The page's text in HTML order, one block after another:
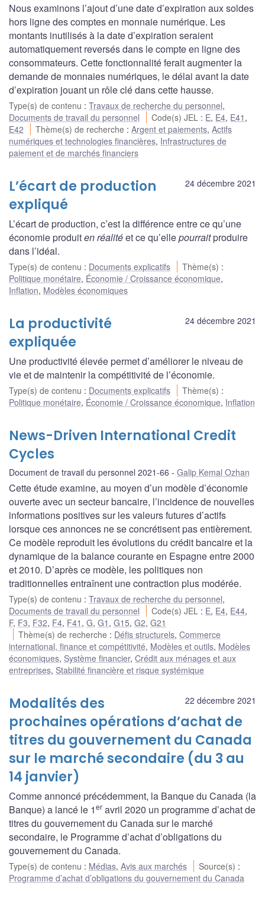
Nous examinons l’ajout d’une date d’expiration aux soldes
hors ligne des comptes en monnaie numérique. Les
montants inutilisés à la date d’expiration seraient
automatiquement reversés dans le compte en ligne des
consommateurs. Cette fonctionnalité ferait augmenter la
demande de monnaies numériques, le délai avant la date
d’expiration jouant un rôle clé dans cette hausse.
Type(s) de contenu : Travaux de recherche du personnel,
Documents de travail du personnel
Code(s) JEL : E, E4, E41 ,
E42
Thème(s) de recherche :Argent et paiements,Actifs
numériques et technologies financières, Infrastructures de
paiement et de marchés financiers
24 décembre 2021
L’écart de production
expliqué
L’écart de production, c’est la différence entre ce qu’une
économie produiten réalitéet ce qu’ellepourraitproduire
dans l’idéal.
Type(s) de contenu : Documents explicatifs Thème(s) :
Politique monétaire, Économie / Croissance économique,
Inflation, Modèles économiques
24 décembre 2021
La productivité
expliquée
Une productivité élevée permet d’améliorer le niveau de
vie et de maintenir la compétitivité de l’économie.
Type(s) de contenu : Documents explicatifs Thème(s) :
Politique monétaire, Économie / Croissance économique, Inflation
News-Driven International Credit
Cycles
Document de travail du personnel 2021-66 Galip Kemal Ozhan
Cette étude examine, au moyen d’un modèle d’économie
ouverte avec un secteur bancaire, l’incidence de nouvelles
informations positives sur les valeurs futures d’actifs
lorsque ces annonces ne se concrétisent pas entièrement.
Ce modèle reproduit les évolutions du crédit bancaire et la
dynamique de la balance courante en Espagne entre 2000
et 2010. D’après ce modèle, les politiques non
traditionnelles entraînent une contraction plus modérée.
Type(s) de contenu : Travaux de recherche du personnel,
Documents de travail du personnel
Code(s) JEL : E, E4, E44,
F, F3, F32, F4, F41 , G, G1 , G15, G2, G21
Thème(s) de recherche : Défis structurels,Commerce
international, finance et compétitivité, Modèles et outils, Modèles
économiques, Système financier, Crédit aux ménages et aux
entreprises, Stabilité financière et risque systémique
22 décembre 2021
Modalités des
prochaines opérations d’achat de
titres du gouvernement du Canada
sur le marché secondaire (du 3 au
14 janvier)
Comme annoncé précédemment, la Banque du Canada (la
Banque) a lancé le 1er avril 2020 un programme d’achat de
titres du gouvernement du Canada sur le marché
secondaire, le Programme d’achat d’obligations du
gouvernement du Canada.
Type(s) de contenu : Médias, Avis aux marchés Source(s) :
Programme d’achat d’obligations du gouvernement du Canada